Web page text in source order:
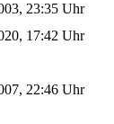
23:35 Uhr
17:42 Uhr
22:46 Uhr